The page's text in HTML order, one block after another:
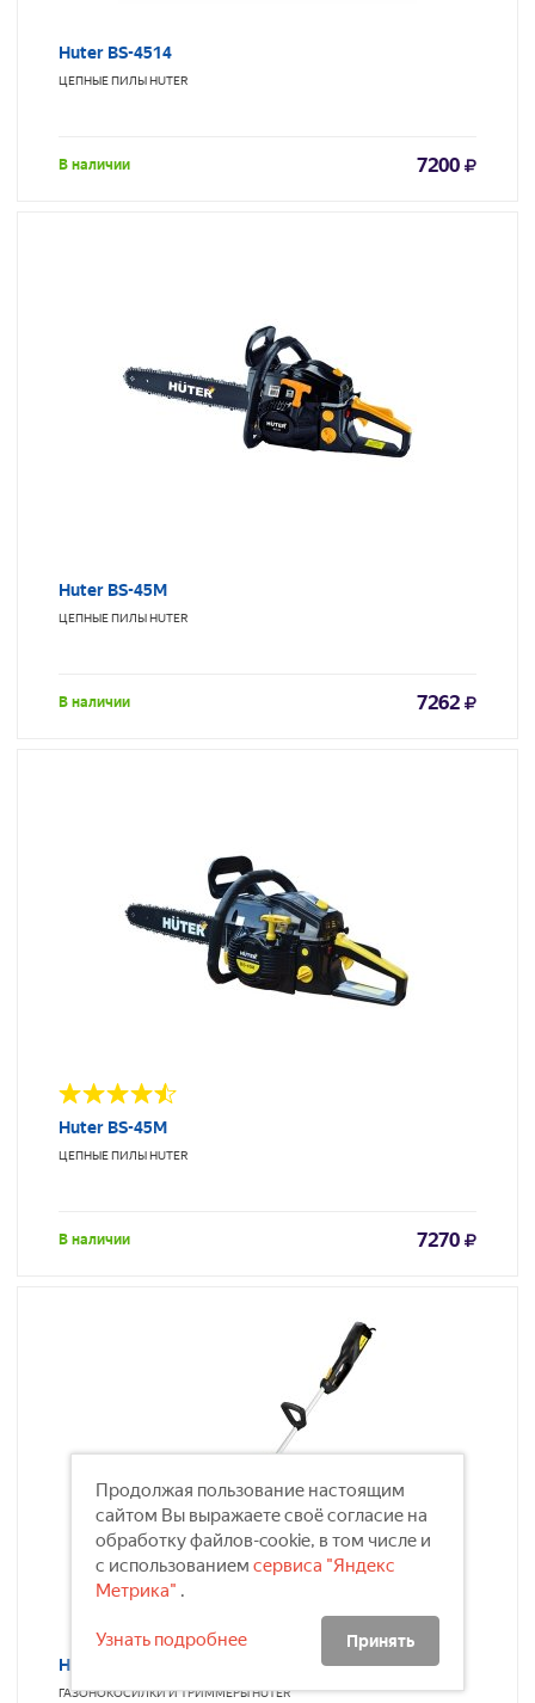
Huter BS-4514
ЦЕПНЫЕ ПИЛЫHUTER
В наличии 7200
Huter BS-45М
ЦЕПНЫЕ ПИЛЫHUTER
В наличии 7262
Huter BS-45M
ЦЕПНЫЕ ПИЛЫHUTER
В наличии 7270
Huter GET-1500SL
ГАЗОНОКОСИЛКИ И ТРИММЕРЫHUTER
Продолжая пользование настоящим
сайтом Вы выражаете своё согласие на
обработку файлов-cookie, в том числе и
с использованием сервиса "Яндекс
Метрика" .
Узнать подробнее Принять